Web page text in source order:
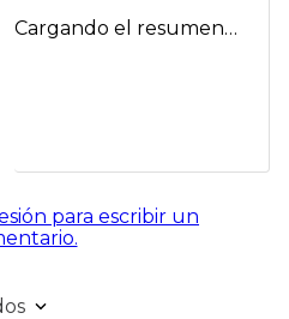
Cargando el resumen…
para escribir un